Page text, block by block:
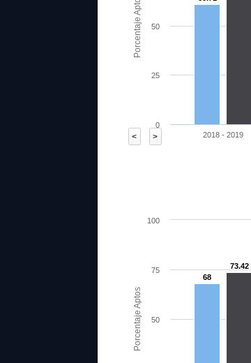
< >
Porcentaje Aptos
2018 - 2019
0
25
50
Porcentaje Aptos
68
73.42
100
50
75